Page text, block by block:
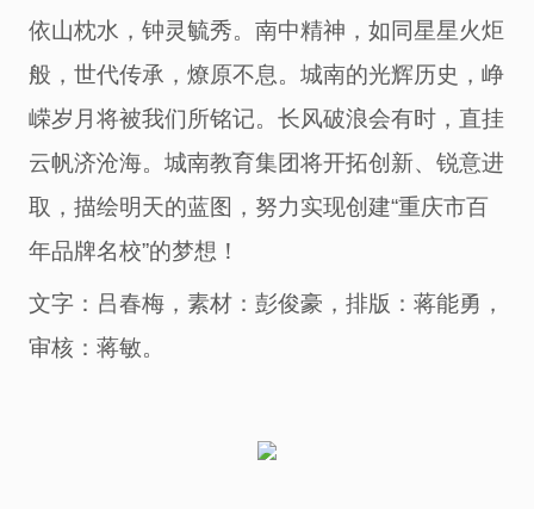
依山枕水，钟灵毓秀。南中精神，如同星星火炬
般，世代传承，燎原不息。城南的光辉历史，峥
嵘岁月将被我们所铭记。 长风破浪会有时，直挂
云帆济沧海。 城南教育集团将开拓创新、锐意进
取，描绘明天的蓝图，努力实现创建“重庆市百
年品牌名校”的梦想！
文字：吕春梅，素材：彭俊豪，排版：蒋能勇，
审核：蒋敏。